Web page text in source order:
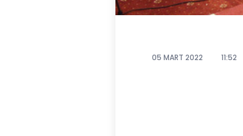
05 MART 2022 11:52